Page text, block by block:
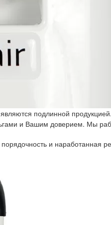
подлинной продукцией.
и Вашим доверием. Мы
и наработанная